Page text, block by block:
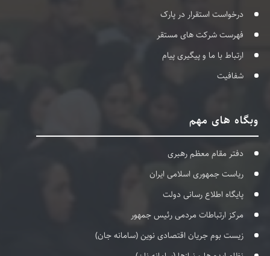
درخواست استقرار در پارک
فهرست شرکت های مستقر
ارتباط با ما و پیگیری پیام
شفافیت
وبگاه های مهم
دفتر مقام معظم رهبری
ریاست جمهوری اسلامی ایران
پایگاه اطلاع رسانی دولت
مرکز ارتباطات مردمی رئیس جمهور
زیست بوم جریان اقتصادی نوین (سامانه جان)